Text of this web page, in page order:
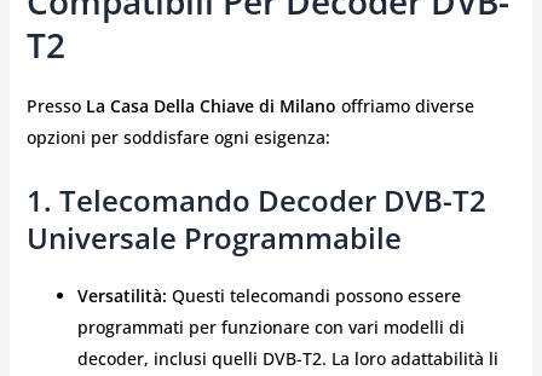
T2
Presso La Casa Della Chiave di Milano offriamo diverse
opzioni per soddisfare ogni esigenza:
1. Telecomando Decoder DVB-T2
Universale Programmabile
Versatilità: Questi telecomandi possono essere
programmati per funzionare con vari modelli di
decoder, inclusi quelli DVB-T2. La loro adattabilità li